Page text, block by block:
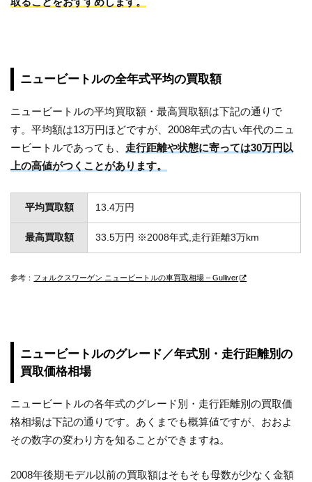
ニュービートルの全年式平均の買取額
ニュービートルの平均買取額・最高買取額は下記の通りで
す。平均額は13万円ほどですが、2008年式の古い年代のニュ
ービートルであっても、 走行距離や状態に寄っては30万円以
上の高値がつくことがあります。
平均買取額 13.4万円
最高買取額 33.5万円 ※2008年式,走行距離3万km
参考： フォルクスワーゲン ニュービートルの車買取相場 – Gulliver
ニュービートルのグレード／年式別・走行距離別の
買取価格相場
ニュービートルの各年式のグレード別・走行距離別の買取価
格相場は下記の通りです。あくまでも概算値ですが、おおよ
その数字の変わり方を知ることができますね。
2008年後期モデル以前の買取額はそもそも母数が少なく金額